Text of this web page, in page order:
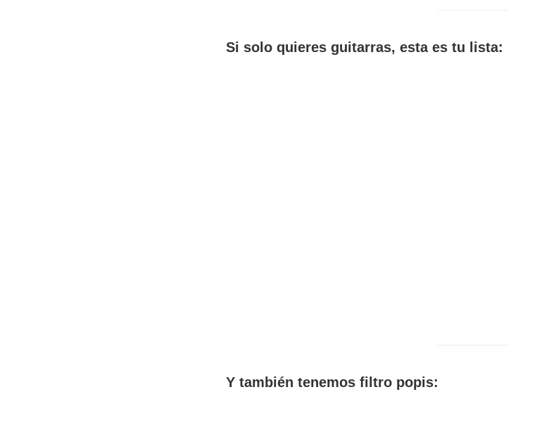
Si solo quieres guitarras, esta es tu lista:
Y también tenemos filtro popis: